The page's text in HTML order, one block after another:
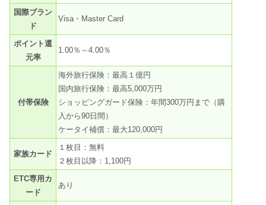
国際ブラン
ド
Visa・Master Card
ポイント還
元率
1.00％～4.00％
付帯保険
海外旅行保険：最高１億円
国内旅行保険：最高5,000万円
ショッピングガード保険：年間300万円まで（購
入から90日間）
ケータイ補償：最大120,000円
家族カード
１枚目：無料
２枚目以降：1,100円
ETC専用カ
ード
あり